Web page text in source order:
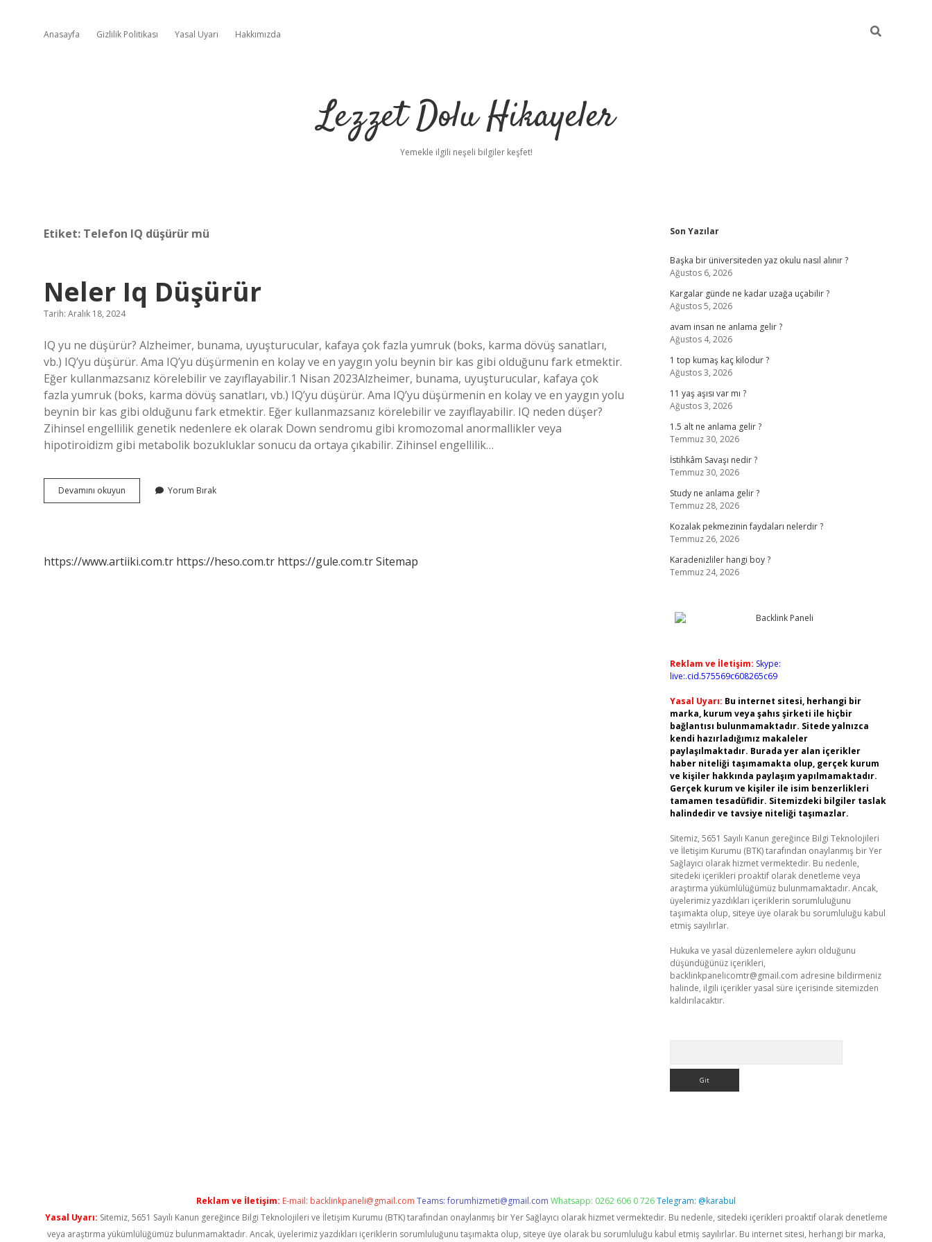
Anasayfa Gizlilik Politikası Yasal Uyarı Hakkımızda
Lezzet Dolu Hikayeler
Yemekle ilgili neşeli bilgiler keşfet!
Etiket: Telefon IQ düşürür mü
Neler Iq Düşürür
Tarih: Aralık 18, 2024
IQ yu ne düşürür? Alzheimer, bunama, uyuşturucular, kafaya çok fazla yumruk (boks, karma dövüş sanatları,
vb.) IQ’yu düşürür. Ama IQ’yu düşürmenin en kolay ve en yaygın yolu beynin bir kas gibi olduğunu fark etmektir.
Eğer kullanmazsanız körelebilir ve zayıflayabilir.1 Nisan 2023Alzheimer, bunama, uyuşturucular, kafaya çok
fazla yumruk (boks, karma dövüş sanatları, vb.) IQ’yu düşürür. Ama IQ’yu düşürmenin en kolay ve en yaygın yolu
beynin bir kas gibi olduğunu fark etmektir. Eğer kullanmazsanız körelebilir ve zayıflayabilir. IQ neden düşer?
Zihinsel engellilik genetik nedenlere ek olarak Down sendromu gibi kromozomal anormallikler veya
hipotiroidizm gibi metabolik bozukluklar sonucu da ortaya çıkabilir. Zihinsel engellilik…
Devamını okuyun
Iq
Yorum Bırak
https://www.artiiki.com.tr https://heso.com.tr https://gule.com.trSitemap
Sidebar
Son Yazılar
Başka bir üniversiteden yaz okulu nasıl alınır ?
Ağustos 6, 2026
Kargalar günde ne kadar uzağa uçabilir ?
Ağustos 5, 2026
avam insan ne anlama gelir ?
Ağustos 4, 2026
1 top kumaş kaç kilodur ?
Ağustos 3, 2026
11 yaş aşısı var mı ?
Ağustos 3, 2026
1.5 alt ne anlama gelir ?
Temmuz 30, 2026
İstihkâm Savaşı nedir ?
Temmuz 30, 2026
Study ne anlama gelir ?
Temmuz 28, 2026
Kozalak pekmezinin faydaları nelerdir ?
Temmuz 26, 2026
Karadenizliler hangi boy ?
Temmuz 24, 2026
Reklam ve İletişim: Skype:
live:.cid.575569c608265c69
Yasal Uyarı: Bu internet sitesi, herhangi bir
marka, kurum veya şahıs şirketi ile hiçbir
bağlantısı bulunmamaktadır. Sitede yalnızca
kendi hazırladığımız makaleler
paylaşılmaktadır. Burada yer alan içerikler
haber niteliği taşımamakta olup, gerçek kurum
ve kişiler hakkında paylaşım yapılmamaktadır.
Gerçek kurum ve kişiler ile isim benzerlikleri
tamamen tesadüfidir. Sitemizdeki bilgiler taslak
halindedir ve tavsiye niteliği taşımazlar.
Sitemiz, 5651 Sayılı Kanun gereğince Bilgi Teknolojileri
ve İletişim Kurumu (BTK) tarafından onaylanmış bir Yer
Sağlayıcı olarak hizmet vermektedir. Bu nedenle,
sitedeki içerikleri proaktif olarak denetleme veya
araştırma yükümlülüğümüz bulunmamaktadır. Ancak,
üyelerimiz yazdıkları içeriklerin sorumluluğunu
taşımakta olup, siteye üye olarak bu sorumluluğu kabul
etmiş sayılırlar.
Hukuka ve yasal düzenlemelere aykırı olduğunu
düşündüğünüz içerikleri,
backlinkpanelicomtr@gmail.com adresine bildirmeniz
halinde, ilgili içerikler yasal süre içerisinde sitemizden
kaldırılacaktır.
Reklam ve İletişim: E-mail: backlinkpaneli@gmail.com Teams:forumhizmeti@gmail.com Whatsapp: 0262 606 0 726Telegram: @karabul
Yasal Uyarı: Sitemiz, 5651 Sayılı Kanun gereğince Bilgi Teknolojileri ve İletişim Kurumu (BTK) tarafından onaylanmış bir Yer Sağlayıcı olarak hizmet vermektedir. Bu nedenle, sitedeki içerikleri proaktif olarak denetleme
veya araştırma yükümlülüğümüz bulunmamaktadır. Ancak, üyelerimiz yazdıkları içeriklerin sorumluluğunu taşımakta olup, siteye üye olarak bu sorumluluğu kabul etmiş sayılırlar. Bu internet sitesi, herhangi bir marka,